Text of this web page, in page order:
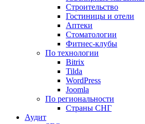
Строительство
Гостиницы и отели
Аптеки
Cтоматологии
Фитнес-клубы
По технологии
Bitrix
Tilda
WordPress
Joomla
По региональности
Страны СНГ
Аудит